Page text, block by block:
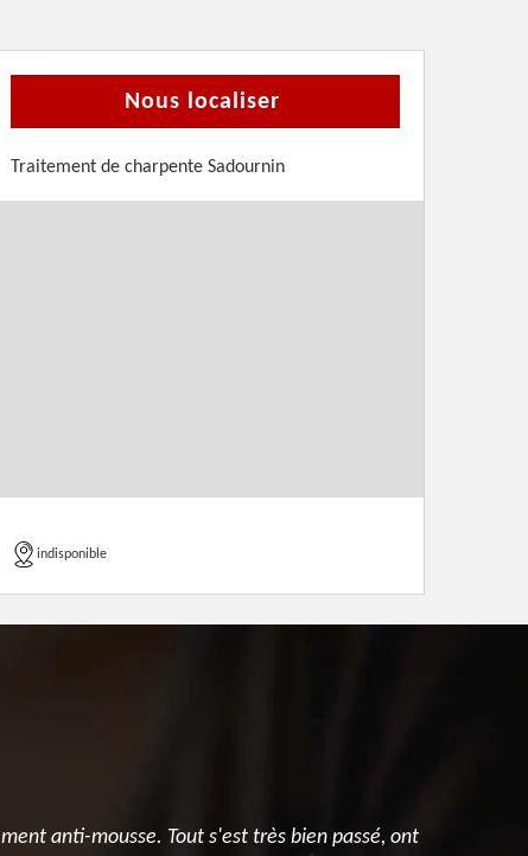
Nous localiser
Traitement de charpente Sadournin
indisponible
anti-mousse. Tout s'est très bien passé, ont